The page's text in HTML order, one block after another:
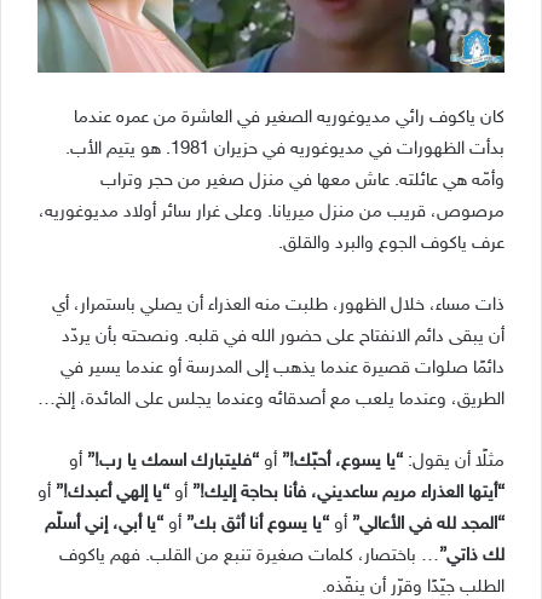
كان ياكوف رائي مديوغوريه الصغير في العاشرة من عمره عندما
بدأت الظهورات في مديوغوريه في حزيران 1981. هو يتيم الأب.
وأمّه هي عائلته. عاش معها في منزل صغير من حجر وتراب
مرصوص، قريب من منزل ميريانا. وعلى غرار سائر أولاد مديوغوريه،
عرف ياكوف الجوع والبرد والقلق.
ذات مساء، خلال الظهور، طلبت منه العذراء أن يصلي باستمرار، أي
أن يبقى دائم الانفتاح على حضور الله في قلبه. ونصحته بأن يردّد
دائمًا صلوات قصيرة عندما يذهب إلى المدرسة أو عندما يسير في
الطريق، وعندما يلعب مع أصدقائه وعندما يجلس على المائدة، إلخ…
مثلًا أن يقول: “يا يسوع، أحبّك!” أو “فليتبارك اسمك يا رب!” أو
“أيتها العذراء مريم ساعديني، فأنا بحاجة إليك!” أو “يا إلهي أعبدك!” أو
“المجد لله في الأعالي” أو “يا يسوع أنا أثق بك” أو “يا أبي، إني أسلّم
لك ذاتي”… باختصار، كلمات صغيرة تنبع من القلب. فهم ياكوف
الطلب جيّدًا وقرّر أن ينفّذه.